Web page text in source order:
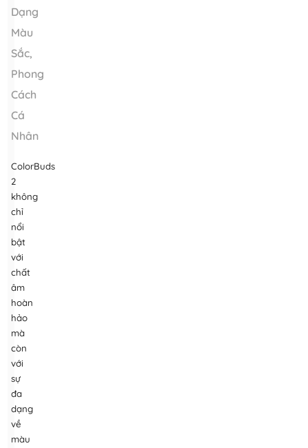
Dạng
Màu
Sắc,
Phong
Cách
Cá
Nhân
ColorBuds
2
không
chỉ
nổi
bật
với
chất
âm
hoàn
hảo
mà
còn
với
sự
đa
dạng
về
màu